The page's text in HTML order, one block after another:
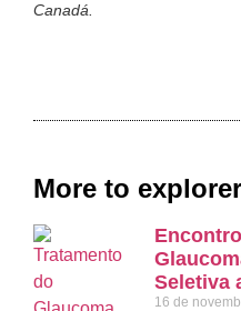
Canadá.
More to explorer
Seletiva
16 de